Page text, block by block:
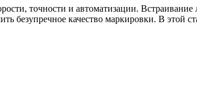
точности и автоматизации.
безупречное качество маркировки. В этой